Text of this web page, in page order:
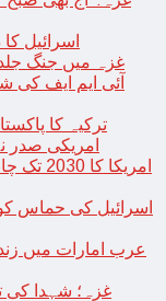
اسرائیل
غزہ میں جنگ
آئی ایم ایف کی
ترکیہ کا
امریکی صدر
امریکا
عرب امارات میں